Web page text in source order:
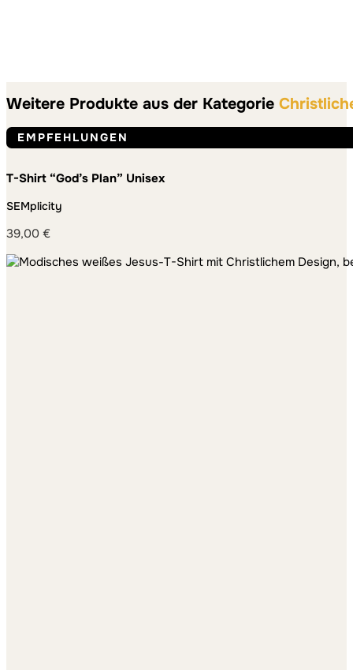
Weitere Produkte aus der Kategorie
EMPFEHLUNGEN
T-Shirt “God’s Plan” Unisex
SEMplicity
39,00 €